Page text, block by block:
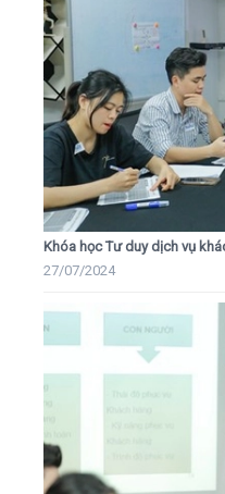
Khóa học Tư duy dịch vụ
27/07/2024